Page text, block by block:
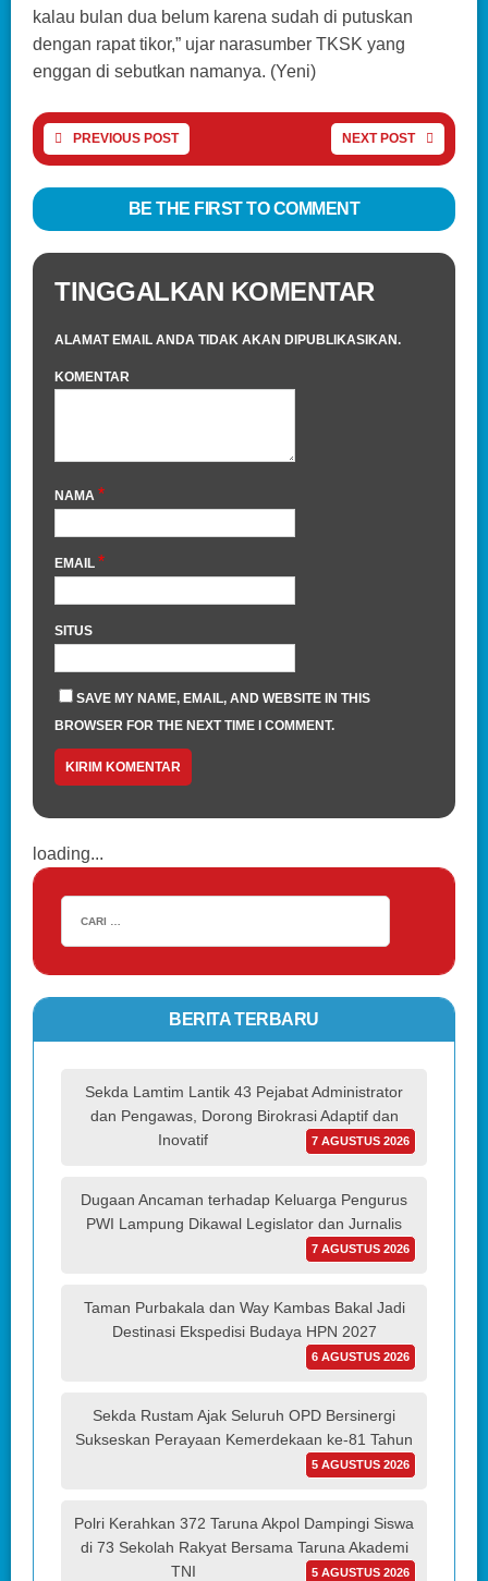
kalau bulan dua belum karena sudah di putuskan
dengan rapat tikor,” ujar narasumber TKSK yang
enggan di sebutkan namanya. (Yeni)
PREVIOUS POST NEXT POST
BE THE FIRST TO COMMENT
TINGGALKAN KOMENTAR
ALAMAT EMAIL ANDA TIDAK AKAN DIPUBLIKASIKAN.
KOMENTAR
NAMA *
EMAIL *
SITUS
SAVE MY NAME, EMAIL, AND WEBSITE IN THIS
BROWSER FOR THE NEXT TIME I COMMENT.
loading...
BERITA TERBARU
Sekda Lamtim Lantik 43 Pejabat Administrator
dan Pengawas, Dorong Birokrasi Adaptif dan
Inovatif
7 AGUSTUS 2026
Dugaan Ancaman terhadap Keluarga Pengurus
PWI Lampung Dikawal Legislator dan Jurnalis
7 AGUSTUS 2026
Taman Purbakala dan Way Kambas Bakal Jadi
Destinasi Ekspedisi Budaya HPN 2027
6 AGUSTUS 2026
Sekda Rustam Ajak Seluruh OPD Bersinergi
Sukseskan Perayaan Kemerdekaan ke-81 Tahun
5 AGUSTUS 2026
Polri Kerahkan 372 Taruna Akpol Dampingi Siswa
di 73 Sekolah Rakyat Bersama Taruna Akademi
TNI
5 AGUSTUS 2026